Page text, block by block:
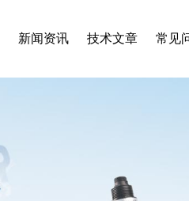
新闻资讯 技术文章 常见